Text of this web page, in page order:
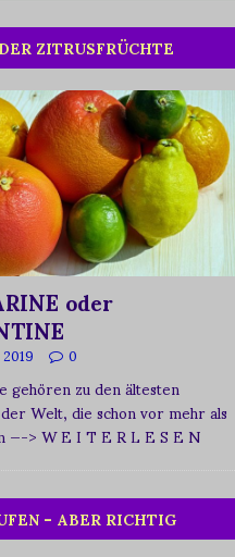
ZITRUSFRÜCHTE
oder
0
zu den ältesten
Welt, die schon vor mehr als
—-> W E I T E R L E S E N
– ABER RICHTIG